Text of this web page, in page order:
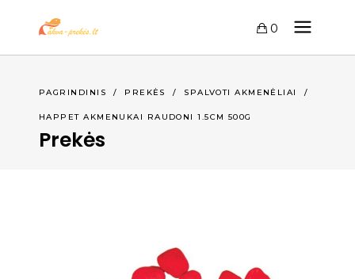
0
PAGRINDINIS / PREKĖS / SPALVOTI AKMENĖLIAI /
HAPPET AKMENUKAI RAUDONI 1.5CM 500G
Prekės